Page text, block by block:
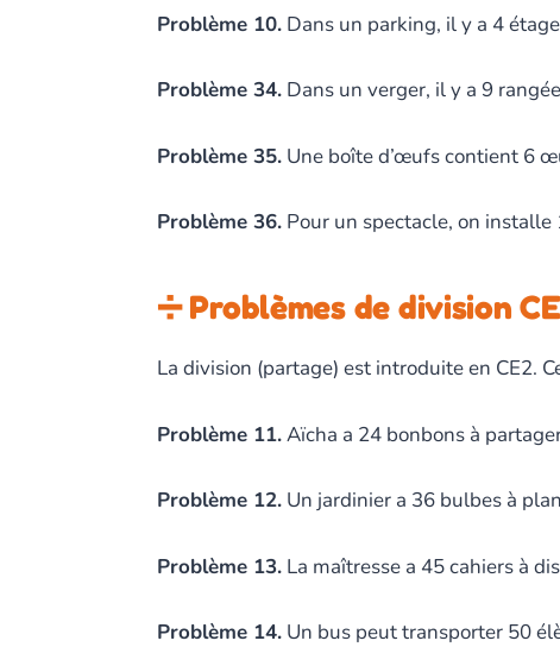
Problème 10. Dans un parking, il y a 4
Problème 34. Dans un verger, il y a 9
Problème 35. Une boîte d’œufs contient 6
Problème 36. Pour un spectacle, on installe
➗ Problèmes de division
La division (partage) est introduite en CE2.
Problème 11.Aïcha a 24 bonbons à
Problème 12. Un jardinier a 36 bulbes à
Problème 13. La maîtresse a 45 cahiers à
Problème 14. Un bus peut transporter 50